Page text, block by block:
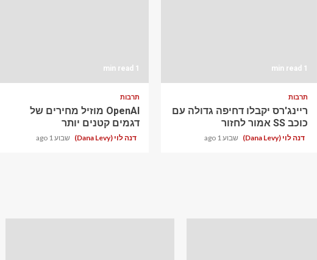
1 min read
תרבות
ריינג'רס יקבלו דחיפה גדולה עם
כוכב SS אמור לחזור
דנה לוי (Dana Levy) שבוע 1 ago
1 min read
תרבות
OpenAI מוזיל מחירים של
דגמים קטנים יותר
דנה לוי (Dana Levy) שבוע 1 ago